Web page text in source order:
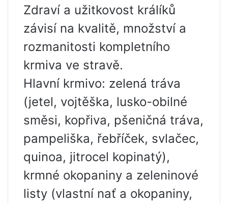
Zdraví a užitkovost králíků
závisí na kvalitě, množství a
rozmanitosti kompletního
krmiva ve stravě.
Hlavní krmivo: zelená tráva
(jetel, vojtěška, lusko-obilné
směsi, kopřiva, pšeničná tráva,
pampeliška, řebříček, svlačec,
quinoa, jitrocel kopinatý),
krmné okopaniny a zeleninové
listy (vlastní nať a okopaniny,